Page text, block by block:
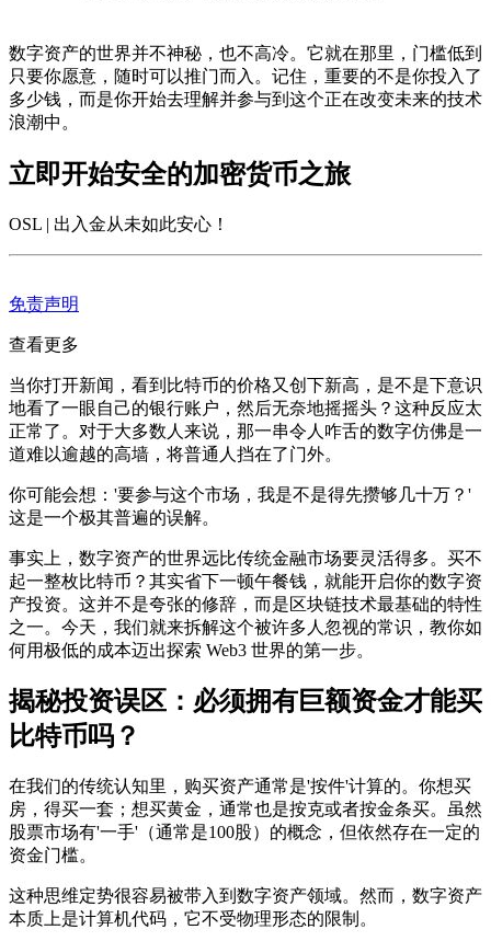
数字资产的世界并不神秘，也不高冷。它就在那里，门槛低到
只要你愿意，随时可以推门而入。记住，重要的不是你投入了
多少钱，而是你开始去理解并参与到这个正在改变未来的技术
浪潮中。
立即开始安全的加密货币之旅
OSL | 出入金从未如此安心 ！
免责声明
查看更多
当你打开新闻，看到比特币的价格又创下新高，是不是下意识
地看了一眼自己的银行账户，然后无奈地摇摇头？这种反应太
正常了。对于大多数人来说，那一串令人咋舌的数字仿佛是一
道难以逾越的高墙，将普通人挡在了门外。
你可能会想：'要参与这个市场，我是不是得先攒够几十万？'
这是一个极其普遍的误解。
事实上，数字资产的世界远比传统金融市场要灵活得多。 买不
起一整枚比特币？其实省下一顿午餐钱，就能开启你的数字资
产投资。这并不是夸张的修辞，而是区块链技术最基础的特性
之一。今天，我们就来拆解这个被许多人忽视的常识，教你如
何用极低的成本迈出探索 Web3 世界的第一步。
揭秘投资误区：必须拥有巨额资金才能买
比特币吗？
在我们的传统认知里，购买资产通常是'按件'计算的。你想买
房，得买一套；想买黄金，通常也是按克或者按金条买。虽然
股票市场有'一手'（通常是100股）的概念，但依然存在一定的
资金门槛。
这种思维定势很容易被带入到数字资产领域。然而，数字资产
本质上是计算机代码，它不受物理形态的限制。